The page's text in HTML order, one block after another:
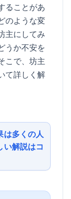
ることがあ
のような変
主にしてみ
うか不安を
こで、坊主
て詳しく解
は多くの人
い解説はコ